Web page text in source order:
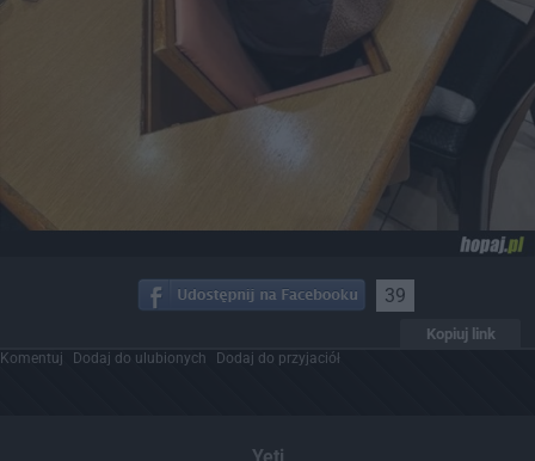
39
Kopiuj link
Komentuj Dodaj do ulubionych Dodaj do przyjaciół